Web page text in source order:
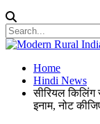
Home
Hindi News
सीरियल किलिंग
इनाम, नोट